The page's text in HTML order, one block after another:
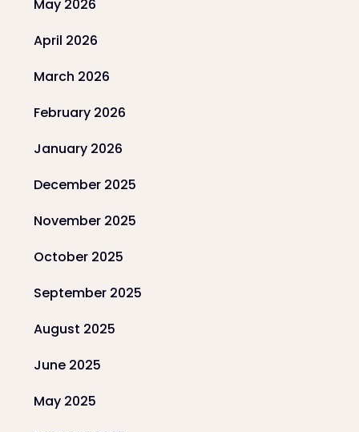
May 2026
April 2026
March 2026
February 2026
January 2026
December 2025
November 2025
October 2025
September 2025
August 2025
June 2025
May 2025